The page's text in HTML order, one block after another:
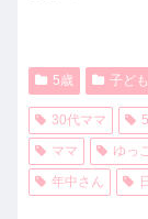
5歳 子ども
30代ママ
ママ
ゆっこ
年中さん